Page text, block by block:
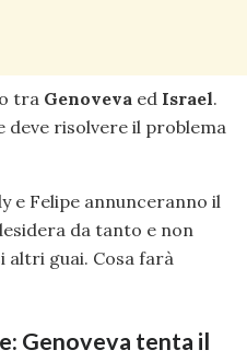
tra Genoveva ed Israel.
deve risolvere il problema
e Felipe annunceranno il
da tanto e non
altri guai. Cosa farà
Genoveva tenta il